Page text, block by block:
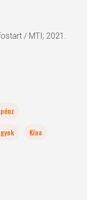
/ MTI; 2021.
Kína